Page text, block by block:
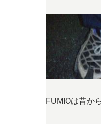
FUMIOは昔か